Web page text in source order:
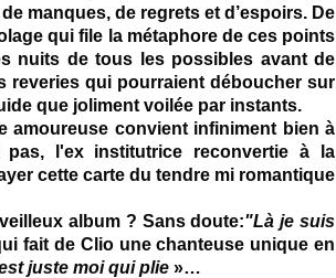
manques, de regrets et d’espoirs. De
qui file la métaphore de ces points
nuits de tous les possibles avant de
reveries qui pourraient déboucher sur
que joliment voilée par instants.
amoureuse convient infiniment bien à
l'ex institutrice reconvertie à la
cette carte du tendre mi romantique
album ? Sans doute:"Là je suis
fait de Clioune chanteuse unique en
juste moi qui plie »…